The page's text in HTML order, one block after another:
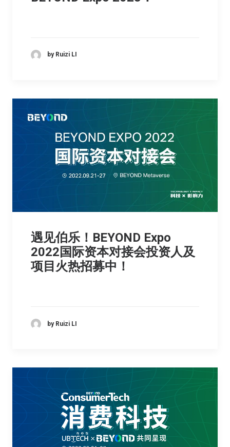
by Ruizi LI
遇见伯乐！BEYOND Expo
2022国际资本对接会投资人及
项目火热招募中！
by Ruizi LI